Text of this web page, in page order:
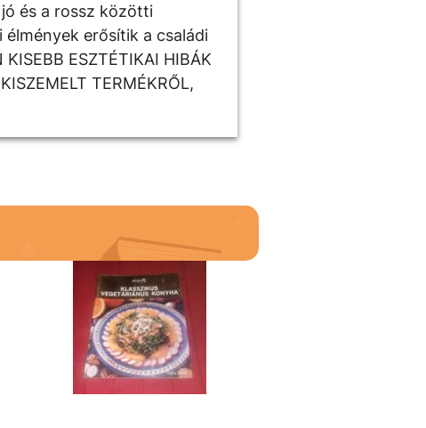
és a rossz közötti
erősítik a családi
ESZTÉTIKAI HIBÁK
TERMÉKRŐL,